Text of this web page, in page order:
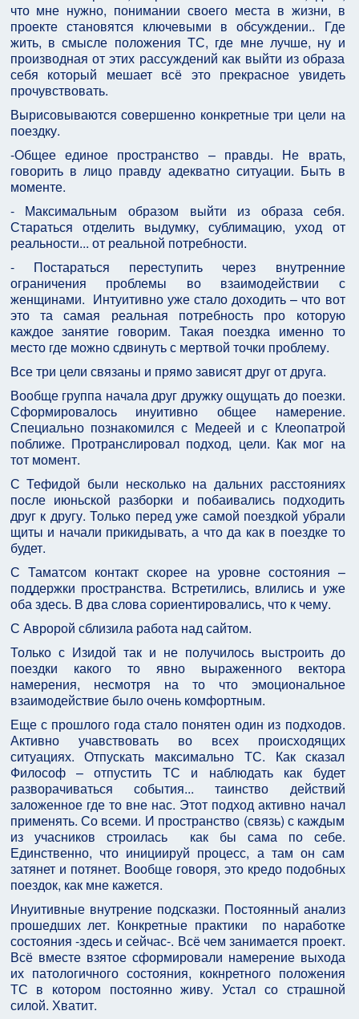
что мне нужно, понимании своего места в жизни, в
проекте становятся ключевыми в обсуждении.. Где
жить, в смысле положения ТС, где мне лучше, ну и
производная от этих рассуждений как выйти из образа
себя который мешает всё это прекрасное увидеть
прочувствовать.
Вырисовываются совершенно конкретные три цели на
поездку.
-Общее единое пространство – правды. Не врать,
говорить в лицо правду адекватно ситуации. Быть в
моменте.
- Максимальным образом выйти из образа себя.
Стараться отделить выдумку, сублимацию, уход от
реальности... от реальной потребности.
- Постараться переступить через внутренние
ограничения проблемы во взаимодействии с
женщинами. Интуитивно уже стало доходить – что вот
это та самая реальная потребность про которую
каждое занятие говорим. Такая поездка именно то
место где можно сдвинуть с мертвой точки проблему.
Все три цели связаны и прямо зависят друг от друга.
Вообще группа начала друг дружку ощущать до поезки.
Сформировалось инуитивно общее намерение.
Специально познакомился с Медеей и с Клеопатрой
поближе. Протранслировал подход, цели. Как мог на
тот момент.
С Тефидой были несколько на дальних расстояниях
после июньской разборки и побаивались подходить
друг к другу. Только перед уже самой поездкой убрали
щиты и начали прикидывать, а что да как в поездке то
будет.
С Таматсом контакт скорее на уровне состояния –
поддержки пространства. Встретились, влились и уже
оба здесь. В два слова сориентировались, что к чему.
С Авророй сблизила работа над сайтом.
Только с Изидой так и не получилось выстроить до
поездки какого то явно выраженного вектора
намерения, несмотря на то что эмоциональное
взаимодействие было очень комфортным.
Еще с прошлого года стало понятен один из подходов.
Активно учавствовать во всех происходящих
ситуациях. Отпускать максимально ТС. Как сказал
Философ – отпустить ТС и наблюдать как будет
разворачиваться события... таинство действий
заложенное где то вне нас. Этот подход активно начал
применять. Со всеми. И пространство (связь) с каждым
из учасников строилась как бы сама по себе.
Единственно, что инициируй процесс, а там он сам
затянет и потянет. Вообще говоря, это кредо подобных
поездок, как мне кажется.
Инуитивные внутрение подсказки. Постоянный анализ
прошедших лет. Конкретные практики по наработке
состояния -здесь и сейчас-. Всё чем занимается проект.
Всё вместе взятое сформировали намерение выхода
их патологичного состояния, кокнретного положения
ТС в котором постоянно живу. Устал со страшной
силой. Хватит.